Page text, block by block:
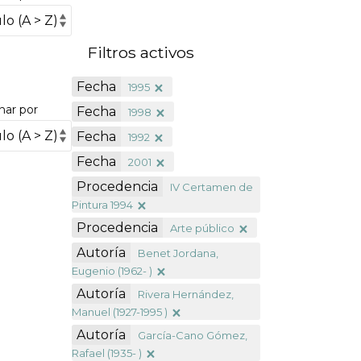
por
Filtros activos
Fecha 1995
Fecha 1998
Fecha 1992
Fecha 2001
Procedencia
IV Certamen de
Pintura 1994
Procedencia Arte público
Autoría
Benet Jordana,
Eugenio (1962- )
Autoría
Rivera Hernández,
Manuel (1927-1995 )
Autoría
García-Cano Gómez,
Rafael (1935- )